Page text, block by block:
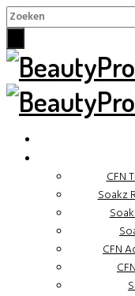
CFN
Soakz
CFN